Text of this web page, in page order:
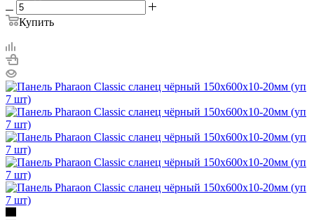
Купить